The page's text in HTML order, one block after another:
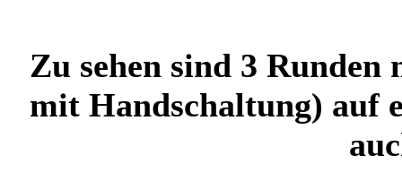
Zu sehen sind 3
mit Handschaltung) auf